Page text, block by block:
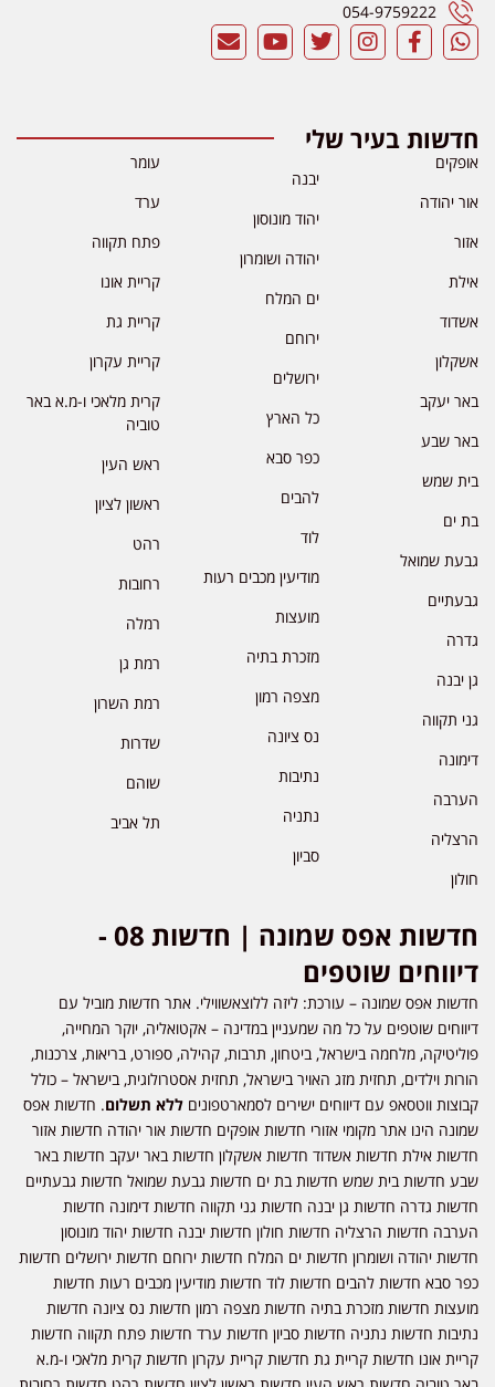
054-9759222
חדשות בעיר שלי
אופקים
אור יהודה
אזור
אילת
אשדוד
אשקלון
באר יעקב
באר שבע
בית שמש
בת ים
גבעת שמואל
גבעתיים
גדרה
גן יבנה
גני תקווה
דימונה
הערבה
הרצליה
חולון
יבנה
יהוד מונוסון
יהודה ושומרון
ים המלח
ירוחם
ירושלים
כל הארץ
כפר סבא
להבים
לוד
מודיעין מכבים רעות
מועצות
מזכרת בתיה
מצפה רמון
נס ציונה
נתיבות
נתניה
סביון
עומר
ערד
פתח תקווה
קריית אונו
קריית גת
קריית עקרון
קרית מלאכי ו-מ.א באר
טוביה
ראש העין
ראשון לציון
רהט
רחובות
רמלה
רמת גן
רמת השרון
שדרות
שוהם
תל אביב
חדשות אפס שמונה | חדשות 08 -
דיווחים שוטפים
חדשות אפס שמונה – עורכת: ליזה ללוצאשווילי. אתר חדשות מוביל עם
דיווחים שוטפים על כל מה שמעניין במדינה – אקטואליה, יוקר המחייה,
פוליטיקה, מלחמה בישראל, ביטחון, תרבות, קהילה, ספורט, בריאות, צרכנות,
הורות וילדים, תחזית מזג האויר בישראל, תחזית אסטרולוגית, בישראל – כולל
קבוצות ווטסאפ עם דיווחים ישירים לסמארטפונים ללא תשלום. חדשות אפס
שמונה הינו אתר מקומי אזורי חדשות אופקים חדשות אור יהודה חדשות אזור
חדשות אילת חדשות אשדוד חדשות אשקלון חדשות באר יעקב חדשות באר
שבע חדשות בית שמש חדשות בת ים חדשות גבעת שמואל חדשות גבעתיים
חדשות גדרה חדשות גן יבנה חדשות גני תקווה חדשות דימונה חדשות
הערבה חדשות הרצליה חדשות חולון חדשות יבנה חדשות יהוד מונוסון
חדשות יהודה ושומרון חדשות ים המלח חדשות ירוחם חדשות ירושלים חדשות
כפר סבא חדשות להבים חדשות לוד חדשות מודיעין מכבים רעות חדשות
מועצות חדשות מזכרת בתיה חדשות מצפה רמון חדשות נס ציונה חדשות
נתיבות חדשות נתניה חדשות סביון חדשות ערד חדשות פתח תקווה חדשות
קריית אונו חדשות קריית גת חדשות קריית עקרון חדשות קרית מלאכי ו-מ.א